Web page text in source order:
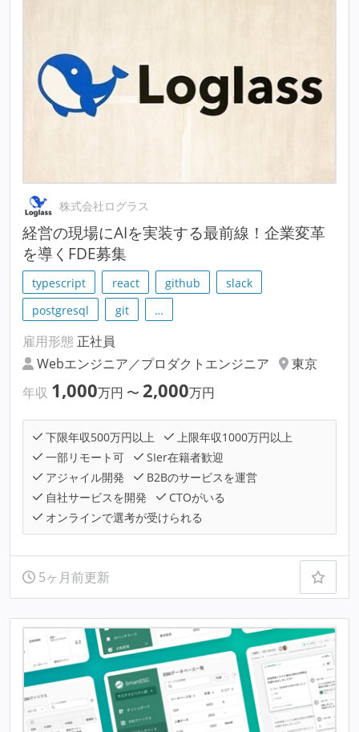
株式会社ログラス
経営の現場にAIを実装する最前線！企業変革
を導くFDE募集
typescript react github
slack
postgresql
git …
雇用形態 正社員
Webエンジニア／プロダクトエンジニア
東京
年収 1,000万円 〜 2,000万円
下限年収500万円以上
上限年収1000万円以上
一部リモート可
SIer在籍者歓迎
アジャイル開発
B2Bのサービスを運営
自社サービスを開発
CTOがいる
オンラインで選考が受けられる
5ヶ月前更新